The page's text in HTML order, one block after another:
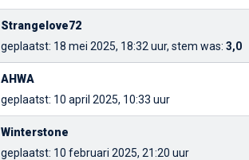
Strangelove72
geplaatst: 18 mei 2025, 18:32 uur, stem was: 3,0
AHWA
geplaatst: 10 april 2025, 10:33 uur
Winterstone
geplaatst: 10 februari 2025, 21:20 uur